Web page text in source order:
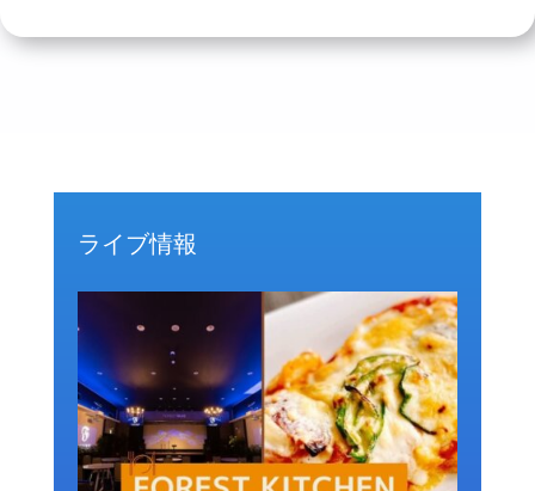
ライブ情報